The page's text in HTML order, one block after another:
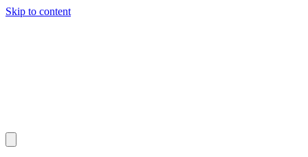
Skip to content